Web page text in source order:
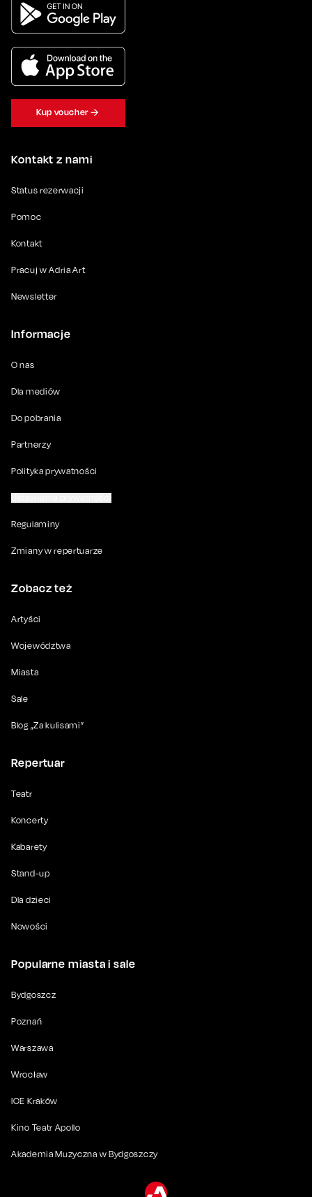
Kontakt z nami
Status rezerwacji
Pomoc
Kontakt
Pracuj w Adria Art
Newsletter
Informacje
O nas
Dla mediów
Do pobrania
Partnerzy
Polityka prywatności
Regulaminy
Zmiany w repertuarze
Zobacz też
Artyści
Województwa
Miasta
Sale
Blog „Za kulisami”
Repertuar
Teatr
Koncerty
Kabarety
Stand-up
Dla dzieci
Nowości
Popularne miasta i sale
Bydgoszcz
Poznań
Warszawa
Wrocław
ICE Kraków
Kino Teatr Apollo
Akademia Muzyczna w Bydgoszczy
Kup voucher